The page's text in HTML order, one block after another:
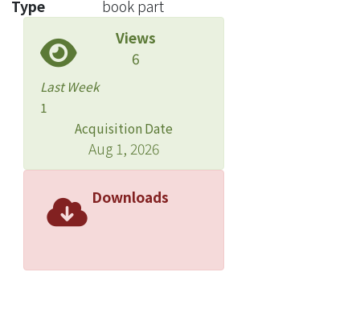
Type
book part
Views
6
Last Week
1
Acquisition Date
Aug 1, 2026
Downloads